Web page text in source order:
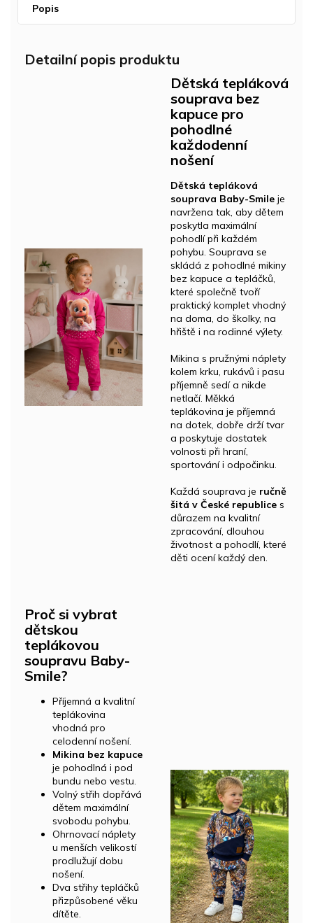
Popis
Detailní popis produktu
Dětská tepláková
souprava bez
kapuce pro
pohodlné
každodenní
nošení
Dětská tepláková
souprava Baby-Smile je
navržena tak, aby dětem
poskytla maximální
pohodlí při každém
pohybu. Souprava se
skládá z pohodlné mikiny
bez kapuce a tepláčků,
které společně tvoří
praktický komplet vhodný
na doma, do školky, na
hřiště i na rodinné výlety.
Mikina s pružnými náplety
kolem krku, rukávů i pasu
příjemně sedí a nikde
netlačí. Měkká
teplákovina je příjemná
na dotek, dobře drží tvar
a poskytuje dostatek
volnosti při hraní,
sportování i odpočinku.
Každá souprava je ručně
šitá v České republice s
důrazem na kvalitní
zpracování, dlouhou
životnost a pohodlí, které
děti ocení každý den.
Proč si vybrat
dětskou
teplákovou
soupravu Baby-
Smile?
Příjemná a kvalitní
teplákovina
vhodná pro
celodenní nošení.
Mikina bez kapuce
je pohodlná i pod
bundu nebo vestu.
Volný střih dopřává
dětem maximální
svobodu pohybu.
Ohrnovací náplety
u menších velikostí
prodlužují dobu
nošení.
Dva střihy tepláčků
přizpůsobené věku
dítěte.